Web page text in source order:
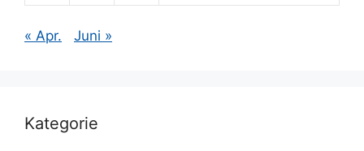
« Apr. Juni »
Kategorie